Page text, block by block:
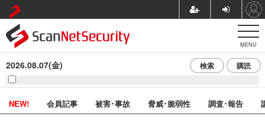
MENU
2026.08.07(金) 検索 購読
NEW! 会員記事 被害･事故 脅威･脆弱性 調査･報告